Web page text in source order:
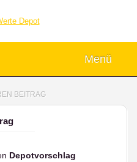
Menü
BEITRAG
Depotvorschlag